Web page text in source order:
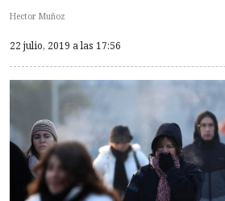
Hector Muñoz
22 julio, 2019 a las 17:56